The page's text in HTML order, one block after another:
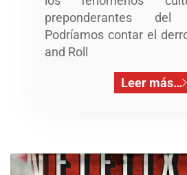
preponderantes
Podríamos contar el
and Roll
Leer más…